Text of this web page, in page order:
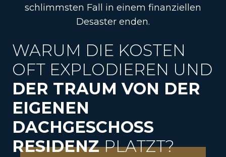
schlimmsten Fall in einem finanziellen
Desaster enden.
WARUM DIE KOSTEN
OFT EXPLODIEREN UND
DER TRAUM VON DER
EIGENEN
DACHGESCHOSS
RESIDENZPLATZT?